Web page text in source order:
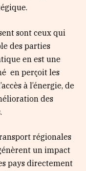
sont ceux qui
des parties
en est une
en perçoit les
à l’énergie, de
des
régionales
un impact
pays directement